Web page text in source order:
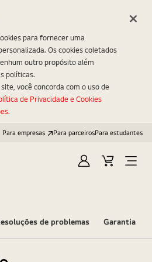
Para empresas Para parceirosPara estudantes
EntrarCarrinhoOpen
de problemas Garantia
para fornecer uma
Os cookies coletados
outro propósito além
políticas.
você concorda com o uso de
de Privacidade e Cookies